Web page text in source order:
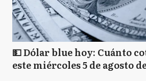
💵 Dólar blue hoy: Cuánto
este miércoles 5 de agosto